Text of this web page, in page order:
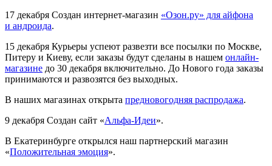
17 декабря Создан интернет-магазин «Озон.ру» для айфона
и андроида.
15 декабря Курьеры успеют развезти все посылки по Москве,
Питеру и Киеву, если заказы будут сделаны в нашем онлайн-
магазине до 30 декабря включительно. До Нового года заказы
принимаются и развозятся без выходных.
В наших магазинах открыта предновогодняя распродажа.
9 декабря Создан сайт «Альфа-Идеи».
В Екатеринбурге открылся наш партнерский магазин
«Положительная эмоция».